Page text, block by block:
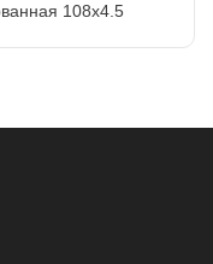
108х4.5